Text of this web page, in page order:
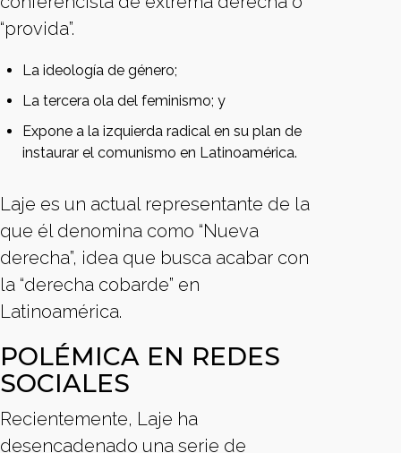
“provida”.
La ideología de género;
La tercera ola del feminismo; y
Expone a la izquierda radical en su plan de
instaurar el comunismo en Latinoamérica.
Laje es un actual representante de la
que él denomina como “Nueva
derecha”, idea que busca acabar con
la “derecha cobarde” en
Latinoamérica.
POLÉMICA EN REDES
SOCIALES
Recientemente, Laje ha
desencadenado una serie de